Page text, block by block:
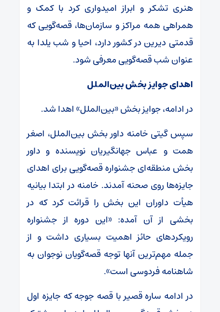
هنری تشکر و ابراز امیدواری کرد با کمک و
همراهی همه مراکز و سازمان‌ها، قصه‌گویی که
قدمتی دیرین در کشور دارد، احیا و شب یلدا به
عنوان شب قصه‌گویی معرفی شود.
اهدای جوایز بخش بین‌الملل
در ادامه، جوایز بخش «بین‌الملل» اهدا شد.
سپس گیتی خامنه داور بخش بین‌الملل، اصغر
همت و عباس جهانگیریان نویسنده و داور
بخش منطقه‌ای جشنواره قصه‌گویی برای اهدای
جایزه‌ها روی صحنه آمدند. خامنه در ابتدا بیانیه
هیأت داوران این بخش را قرائت کرد که در
بخشی از آن آمده: «این دوره از جشنواره
رویکردهای حائز اهمیت بسیاری داشت و از
جمله مهم‌ترین آنها توجه قصه‌گویان نوجوان به
شاهنامه فردوسی است».
در ادامه ساره قصیر با قصه جوجه که جایزه اول